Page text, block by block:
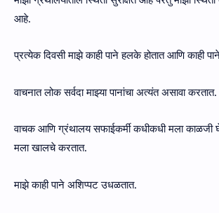
आहे.
प्रत्येक दिवसी माझे काही पाने हलके होतात आणि काही
वाचनात लोक सर्वदा माझ्या पानांचा अत्यंत असावा करतात.
वाचक आणि ग्रंथालय सफाईकर्मी कधीकधी मला काळजी
मला खालचे करतात.
माझे काही पाने अशिप्पट उधळतात.